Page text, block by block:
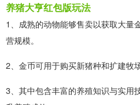
养猪大亨红包版玩法
1、成熟的动物能够售卖以获取大量
营规模。
2、金币可用于购买新猪种和扩建牧
3、其中包含丰富的养殖知识与实用